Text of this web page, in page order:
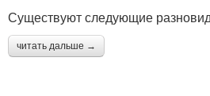
Существуют следующие
читать дальше →